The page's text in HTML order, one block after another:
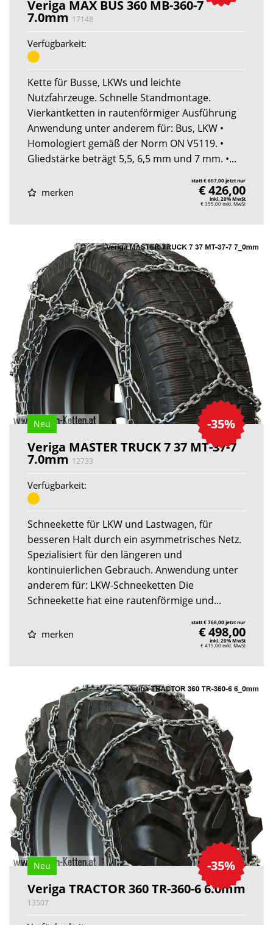
Veriga MAX BUS 360 MB-360-7
7.0mm 17148
Verfügbarkeit:
Kette für Busse, LKWs und leichte
Nutzfahrzeuge. Schnelle Standmontage.
Vierkantketten in rautenförmiger Ausführung
Anwendung unter anderem für: Bus, LKW •
Homologiert gemäß der Norm ON V5119. •
Gliedstärke beträgt 5,5, 6,5 mm und 7 mm. •...
merken
statt € 607,00 jetzt nur
€ 426,00
inkl. 20% MwSt
€ 355,00exkl. MwSt
-35%
Neu
Veriga MASTER TRUCK 7 37 MT-37-7
7.0mm 12733
Verfügbarkeit:
Schneekette für LKW und Lastwagen, für
besseren Halt durch ein asymmetrisches Netz.
Spezialisiert für den längeren und
kontinuierlichen Gebrauch. Anwendung unter
anderem für: LKW-Schneeketten Die
Schneekette hat eine rautenförmige und...
merken
statt € 766,00 jetzt nur
€ 498,00
inkl. 20% MwSt
€ 415,00exkl. MwSt
-35%
Neu
Veriga TRACTOR 360 TR-360-6 6.0mm
13507